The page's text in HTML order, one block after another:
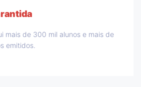
mais de 300 mil alunos e mais de
emitidos.